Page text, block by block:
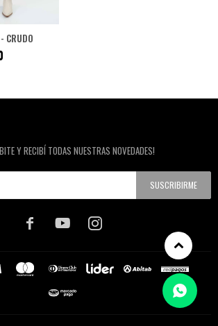
CRUDO
Y RECIBÍ TODAS NUESTRAS NOVEDADES!
SUSCRIBIRME
  